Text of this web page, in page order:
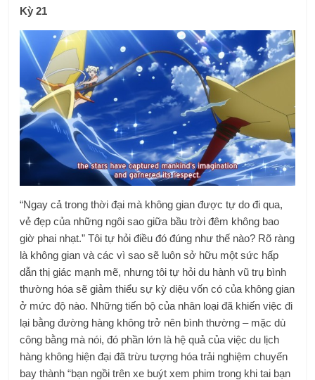
Kỳ 21
“Ngay cả trong thời đại mà không gian được tự do đi qua,
vẻ đẹp của những ngôi sao giữa bầu trời đêm không bao
giờ phai nhạt.” Tôi tự hỏi điều đó đúng như thế nào? Rõ ràng
là không gian và các vì sao sẽ luôn sở hữu một sức hấp
dẫn thị giác mạnh mẽ, nhưng tôi tự hỏi du hành vũ trụ bình
thường hóa sẽ giảm thiểu sự kỳ diệu vốn có của không gian
ở mức độ nào. Những tiến bộ của nhân loại đã khiến việc đi
lại bằng đường hàng không trở nên bình thường – mặc dù
công bằng mà nói, đó phần lớn là hệ quả của việc du lịch
hàng không hiện đại đã trừu tượng hóa trải nghiệm chuyến
bay thành “bạn ngồi trên xe buýt xem phim trong khi tai bạn